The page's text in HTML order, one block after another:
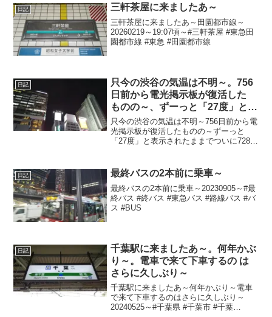
日記 三軒茶屋に来ましたあ～
三軒茶屋に来ましたあ～田園都市線～
20260219～19:07頃～#三軒茶屋 #東急田
園都市線 #東急 #田園都市線
日記
只今の渋谷の気温は不明～。756
日前から電光掲示板が復活した
ものの～、ずーっと「27度」と表
示されたままで、ついに728日前
か ら電源オフ状態に～
只今の渋谷の気温は不明～756日前から電
光掲示板が復活したものの～ずーっと
「27度」と表示されたままでついに728日
温
日記 最終バスの2本前に乗車～
最終バスの2本前に乗車～20230905～#最
終バス #終バス #東急バス #路線バス #バ
ス #BUS
日記
千葉駅に来ましたあ～。何年かぶ
り～。電車で来て下車するの は
さらに久しぶり～
千葉駅に来ましたあ～何年かぶり～電車
で来て下車するのはさらに久しぶり～
20240525～#千葉県 #千葉市 #千葉